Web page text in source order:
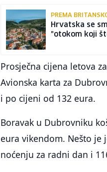
PREMA
Hrvatska se
"otokom koji
Prosječna cijena letova
Avionska karta za
i po cijeni od 132 eura.
Boravak u Dubrovniku
eura vikendom. Nešto
noćenju za radni dan i